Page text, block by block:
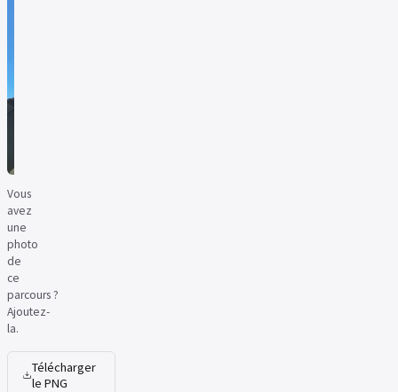
Vous
avez
une
photo
de
ce
parcours ?
Ajoutez-
la.
Télécharger
le PNG